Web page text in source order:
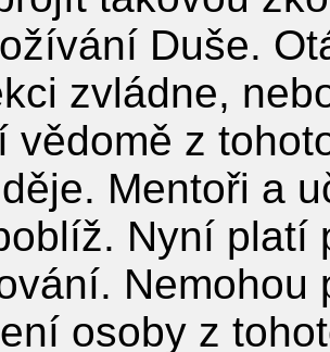
Duše.
zvládne,
vědomě z
Mentoři a
Nyní platí
Nemohou
osoby z